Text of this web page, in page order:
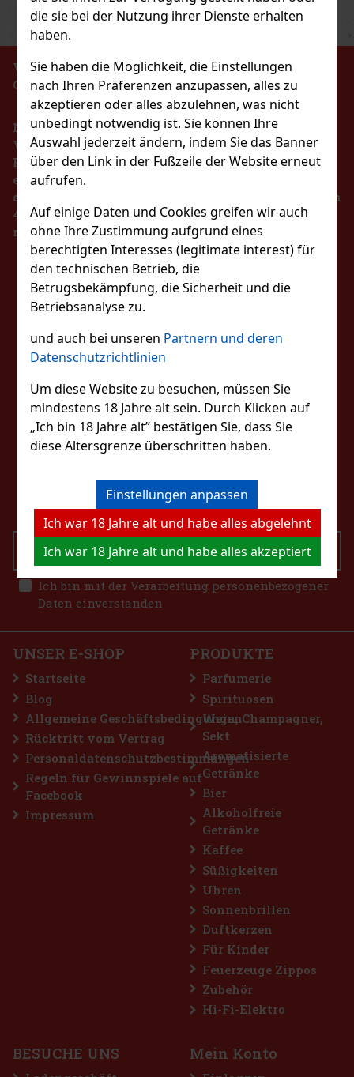
die sie bei der Nutzung ihrer Dienste erhalten
haben.
Sie haben die Möglichkeit, die Einstellungen
nach Ihren Präferenzen anzupassen, alles zu
akzeptieren oder alles abzulehnen, was nicht
unbedingt notwendig ist. Sie können Ihre
Auswahl jederzeit ändern, indem Sie das Banner
über den Link in der Fußzeile der Website erneut
aufrufen.
Auf einige Daten und Cookies greifen wir auch
ohne Ihre Zustimmung aufgrund eines
berechtigten Interesses (legitimate interest) für
den technischen Betrieb, die
Betrugsbekämpfung, die Sicherheit und die
Betriebsanalyse zu.
und auch bei unseren Partnern und deren
Datenschutzrichtlinien
Um diese Website zu besuchen, müssen Sie
mindestens 18 Jahre alt sein. Durch Klicken auf
„Ich bin 18 Jahre alt” bestätigen Sie, dass Sie
diese Altersgrenze überschritten haben.
Einstellungen anpassen
Ich war 18 Jahre alt und habe alles abgelehnt
Ich war 18 Jahre alt und habe alles akzeptiert
Brass
Bestellen
Neu
1.49 €
Bestellen
Rabatt: 43%
Dragees Dose 64 g
Kaugummis mit
die für einen lang
und frischen Atem sorgen. Die
Dragees und eignet sich dank ihrer
Aktion
Dose 64 g
nach jedem Kauen für lang anhaltende
haben Sie sie immer griffbereit –
2.29 €
Bestellen
Rabatt: 43%
Aktion
zuckerfreie Kaugummis für alle, die sich
kühlenden Menthol-Noten sorgt für ein
PreviousNext
VERBOT DES VERKAUFS VON ALKOHOLISCHEN
GETRÄNKEN AN PERSONEN UNTER 18 JAHREN !!!
Nach dem Gesetz über die Registrierung von
Verkäufen ist der Verkäufer verpflichtet, dem
Käufer eine Quittung auszustellen. Gleichzeitig ist
er verpflichtet, die erhaltenen Einnahmen im Falle
eines technischen Ausfalls spätestens innerhalb von
48 Stunden online beim Steuerverwalter zu
registrieren.
BLEIBEN SIE MIT
UNS IN KONTAKT
SENDEN
Ich bin mit der Verarbeitung personenbezogener
Daten einverstanden
KONTAKTIERE UNS
eshop@excaliburshop.com
+43 660 1544737
UNSER E-SHOP
Startseite
Blog
Allgemeine Geschäftsbedingungen
Rücktritt vom Vertrag
Personaldatenschutzbestimmungen
Regeln für Gewinnspiele auf
Facebook
Impressum
PRODUKTE
Parfumerie
Spirituosen
Wein, Champagner,
Sekt
Aromatisierte
Getränke
Bier
Alkoholfreie
Getränke
Kaffee
Süßigkeiten
Uhren
Sonnenbrillen
Duftkerzen
Für Kinder
Feuerzeuge Zippos
Zubehör
Hi-Fi-Elektro
BESUCHE UNS Mein Konto